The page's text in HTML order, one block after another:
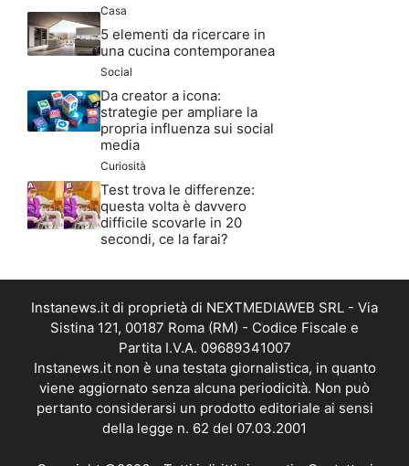
Casa
5 elementi da ricercare in
una cucina contemporanea
Social
Da creator a icona:
strategie per ampliare la
propria influenza sui social
media
Curiosità
Test trova le differenze:
questa volta è davvero
difficile scovarle in 20
secondi, ce la farai?
Instanews.it di proprietà di NEXTMEDIAWEB SRL - Via
Sistina 121, 00187 Roma (RM) - Codice Fiscale e
Partita I.V.A. 09689341007
Instanews.it non è una testata giornalistica, in quanto
viene aggiornato senza alcuna periodicità. Non può
pertanto considerarsi un prodotto editoriale ai sensi
della legge n. 62 del 07.03.2001